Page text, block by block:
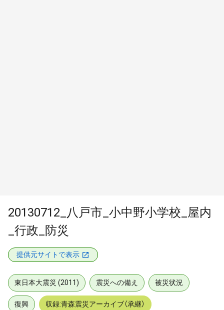
20130712_八戸市_小中野小学校_屋内
_行政_防災
提供元サイトで表示
東日本大震災 (2011) 震災への備え 被災状況
復興 収録:青森震災アーカイブ（承継）